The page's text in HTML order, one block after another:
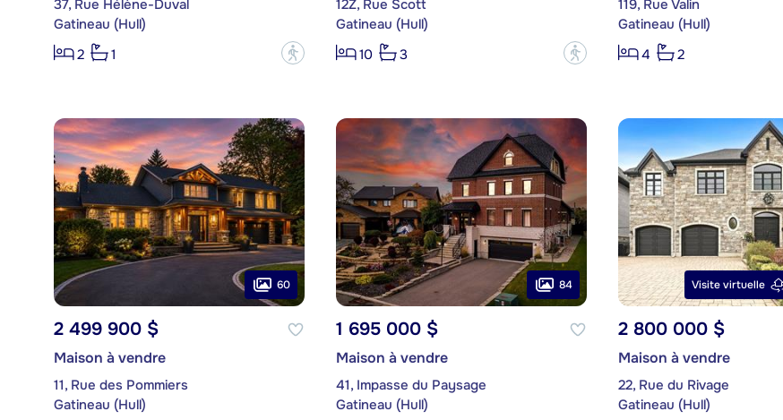
37, Rue Hélène-Duval
Gatineau (Hull)
2
1 ?
12Z, Rue Scott
Gatineau (Hull)
10
3 ?
119, Rue Valin
Gatineau (Hull)
4
2
60
2 499 900 $
Maison à vendre
11, Rue des Pommiers
Gatineau (Hull)
84
1 695 000 $
Maison à vendre
41, Impasse du Paysage
Gatineau (Hull)
Visite virtuelle
2 800 000 $
Maison à vendre
22, Rue du Rivage
Gatineau (Hull)